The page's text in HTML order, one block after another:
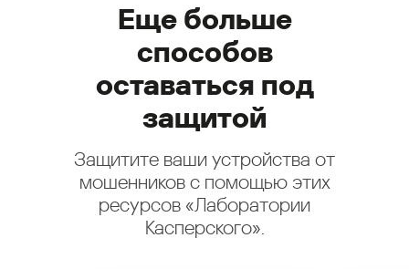
Еще больше
способов
оставаться под
защитой
Защитите ваши устройства от
мошенников с помощью этих
ресурсов «Лаборатории
Касперского».